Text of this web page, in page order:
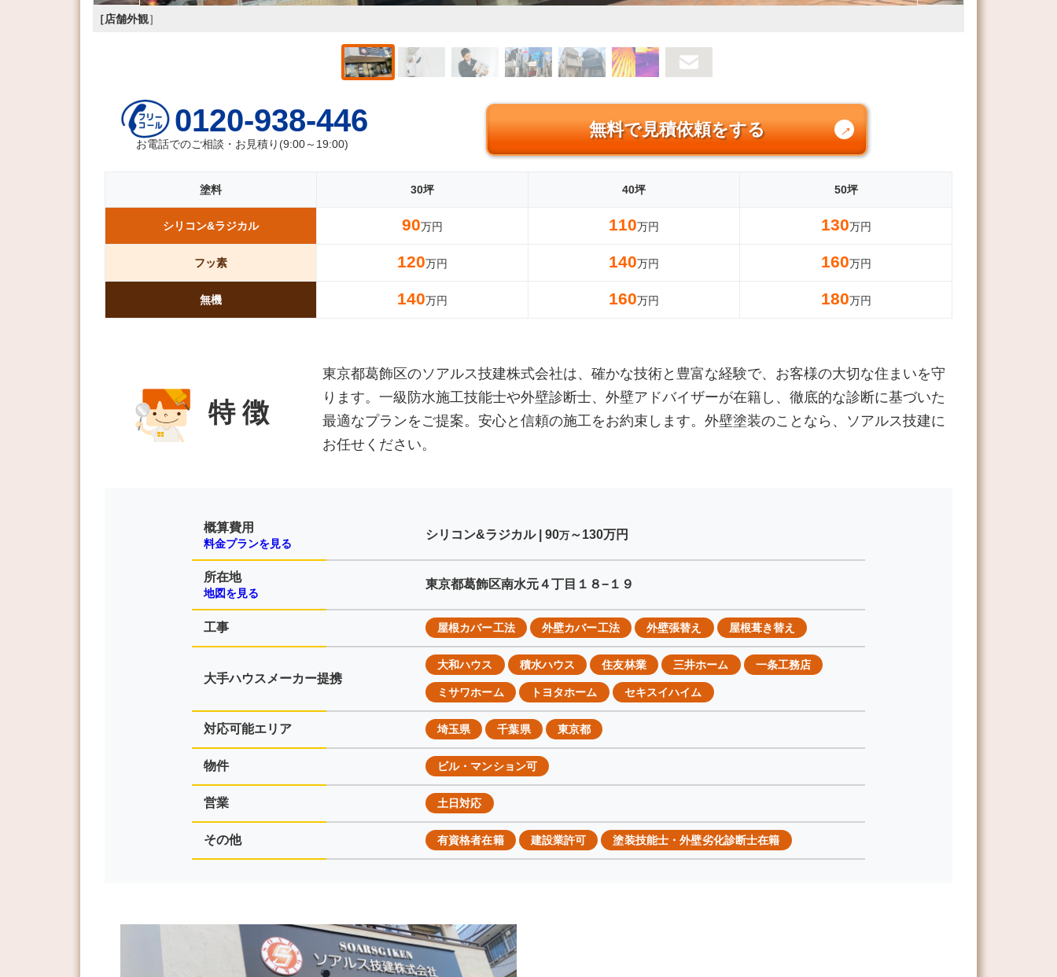
［店舗外観］
0120-938-446
お電話でのご相談・お見積り(9:00～19:00)
無料で見積依頼をする
塗料 30坪 40坪 50坪
シリコン&ラジカル 90万円 110万円 130万円
フッ素 120万円 140万円 160万円
無機 140万円 160万円 180万円
特 徴
東京都葛飾区のソアルス技建株式会社は、確かな技術と豊富な経験で、お客様の大切な住まいを守
ります。一級防水施工技能士や外壁診断士、外壁アドバイザーが在籍し、徹底的な診断に基づいた
最適なプランをご提案。安心と信頼の施工をお約束します。外壁塗装のことなら、ソアルス技建に
お任せください。
概算費用
料金プランを見る
シリコン&ラジカル | 90万～130万円
所在地
地図を見る
東京都葛飾区南水元４丁目１８−１９
工事 屋根カバー工法 外壁カバー工法 外壁張替え 屋根葺き替え
大手ハウスメーカー提携
大和ハウス 積水ハウス 住友林業 三井ホーム 一条工務店
ミサワホーム トヨタホーム セキスイハイム
対応可能エリア 埼玉県 千葉県 東京都
物件 ビル・マンション可
営業 土日対応
その他 有資格者在籍 建設業許可 塗装技能士・外壁劣化診断士在籍